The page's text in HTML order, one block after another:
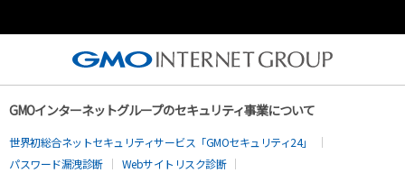
GMOインターネットグループのセキュリティ事業について
世界初総合ネットセキュリティサービス「GMOセキュリティ24」
パスワード漏洩診断
Webサイトリスク診断